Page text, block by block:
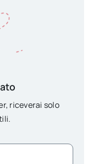
riceverai solo